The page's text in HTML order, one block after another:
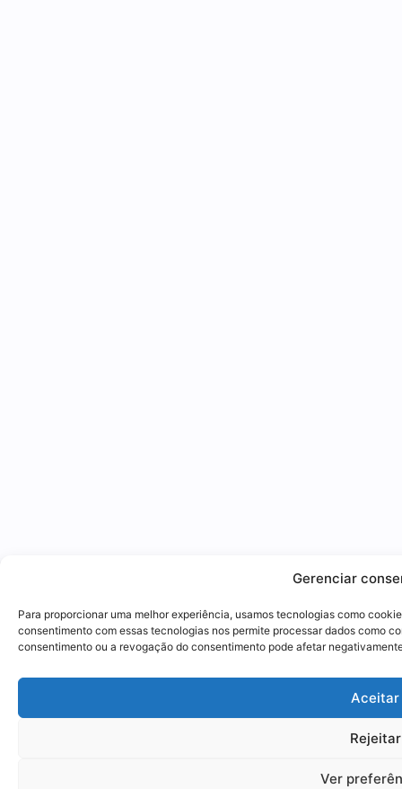
Gerenciar
Para proporcionar uma melhor experiência, usamos tecnologias como
consentimento com essas tecnologias nos permite processar dados como
consentimento ou a revogação do consentimento pode afetar
Aceitar
Rejeitar
Ver